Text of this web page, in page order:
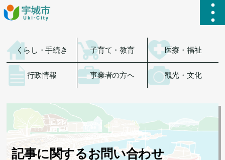
ハ
くらし・手続き 子育て・教育 医療・福祉
行政情報 事業者の方へ 観光・文化
記事に関するお問い合わせ